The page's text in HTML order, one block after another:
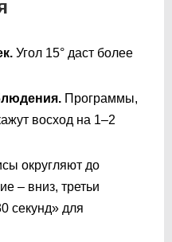
Угол 15° даст более
Программы,
восход на 1–2
округляют до
– вниз, третьи
секунд» для